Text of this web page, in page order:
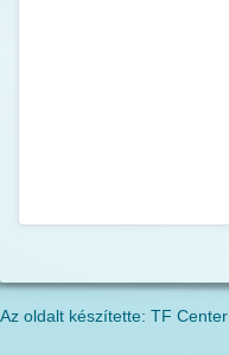
Az oldalt készítette: TF Center